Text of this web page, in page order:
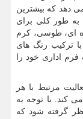
دهد که بیشترین
به طور کلی برای
ای، طوسی، کرم
ترکیب رنگ های
اداری خود را
مرتبط با هر
کند. با توجه به
گرفته شود که